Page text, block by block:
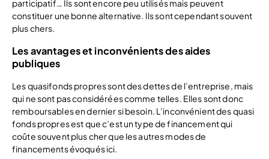
participatif… Ils sont encore peu utilisés mais peuvent
constituer une bonne alternative. Ils sont cependant souvent
plus chers.
Les avantages et inconvénients des aides
publiques
Les quasifonds propres sont des dettes de l’entreprise, mais
qui ne sont pas considérées comme telles. Elles sont donc
remboursables en dernier si besoin. L’inconvénient des quasi
fonds propres est que c’est un type de financement qui
coûte souvent plus cher que les autres modes de
financements évoqués ici.